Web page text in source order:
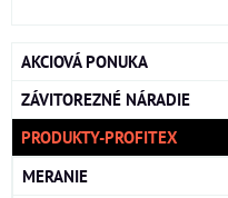
AKCIOVÁ PONUKA
ZÁVITOREZNÉ NÁRADIE
PRODUKTY-PROFITEX
MERANIE